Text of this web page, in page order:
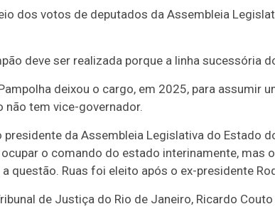
dos votos de deputados da Assembleia
deve ser realizada porque a linha sucessória
deixou o cargo, em 2025, para assumir
não tem vice-governador.
presidente da Assembleia Legislativa do Estado
ocupar o comando do estado interinamente, mas
questão. Ruas foi eleito após o ex-presidente
de Justiça do Rio de Janeiro, Ricardo